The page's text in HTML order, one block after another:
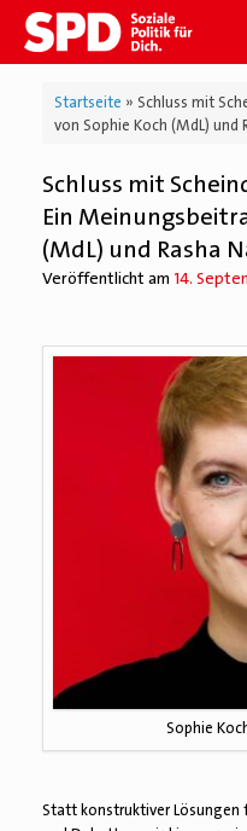
Inhalt
springen
Startseite » Schluss mit
von Sophie Koch (MdL) und
Schluss mit
Ein
(MdL) und Rasha
Veröffentlicht am 14.
Sophie
Statt konstruktiver Lösungen